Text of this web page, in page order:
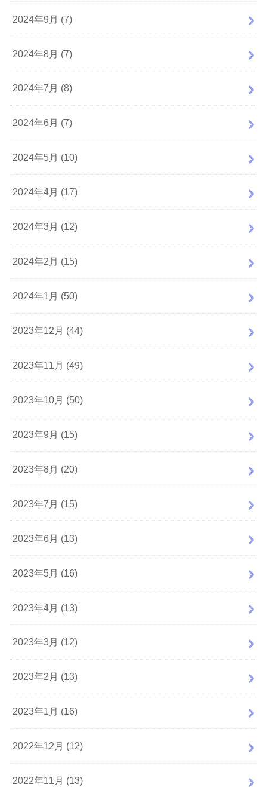
2024年9月 (7)
2024年8月 (7)
2024年7月 (8)
2024年6月 (7)
2024年5月 (10)
2024年4月 (17)
2024年3月 (12)
2024年2月 (15)
2024年1月 (50)
2023年12月 (44)
2023年11月 (49)
2023年10月 (50)
2023年9月 (15)
2023年8月 (20)
2023年7月 (15)
2023年6月 (13)
2023年5月 (16)
2023年4月 (13)
2023年3月 (12)
2023年2月 (13)
2023年1月 (16)
2022年12月 (12)
2022年11月 (13)